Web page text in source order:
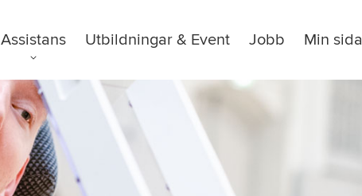
Assistans Utbildningar & Event Jobb Min sida
FAQ
Tillgänglighetsredogörelse
GDPR